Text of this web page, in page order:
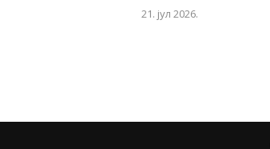
21. јул 2026.